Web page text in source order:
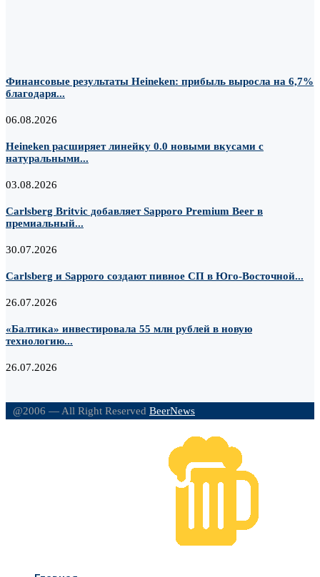
Финансовые результаты Heineken: прибыль выросла на 6,7%
благодаря...
06.08.2026
Heineken расширяет линейку 0.0 новыми вкусами с
натуральными...
03.08.2026
Carlsberg Britvic добавляет Sapporo Premium Beer в
премиальный...
30.07.2026
Carlsberg и Sapporo создают пивное СП в Юго-Восточной...
26.07.2026
«Балтика» инвестировала 55 млн рублей в новую
технологию...
26.07.2026
@2006 — All Right Reserved BeerNews